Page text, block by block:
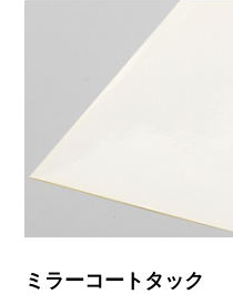
ミラーコートタック